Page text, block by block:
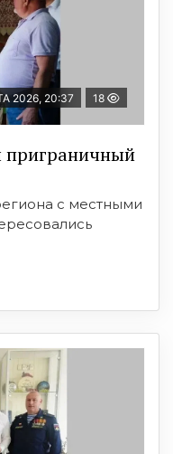
2026, 20:37 18
приграничный
с местными